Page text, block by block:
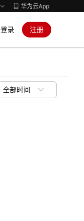
华为云App
登录 注册
全部时间